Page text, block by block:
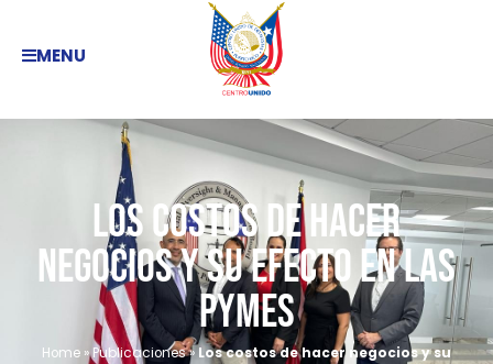
MENU
Los costos de hacer
negocios y su efecto en las
PYMEs
Home »Publicaciones»Los costos de hacer negocios y su